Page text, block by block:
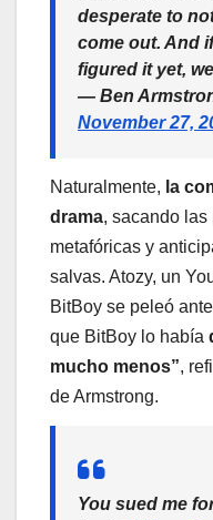
desperate to
come out. And
figured it yet,
— Ben
November 27,
Naturalmente, la
drama, sacando
metafóricas y
salvas. Atozy, un
BitBoy se peleó
que BitBoy lo había
mucho menos”,
de Armstrong.
You sued me